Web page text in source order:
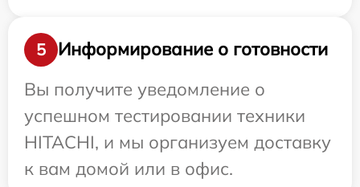
5
Информирование о готовности
Вы получите уведомление о
успешном тестировании техники
HITACHI, и мы организуем доставку
к вам домой или в офис.